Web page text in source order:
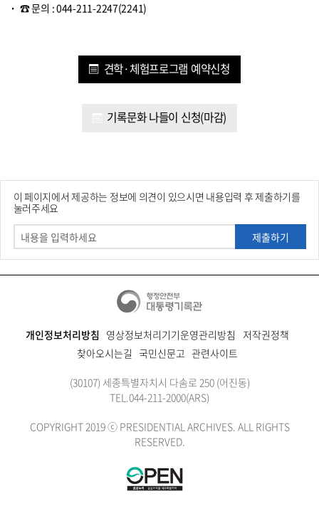
☎ 문의 :044-211-2247(2241)
견학·​​체험프로그램 예약신청
기록문화 나들이 신청(마감)
이 페이지에서 제공하는 정보에 의견이 있으시면 내용입력 후 제출하기를
눌러주세요
제출하기
개인정보처리방침 영상정보처리기기운영관리방침
저작권정책
찾아오시는길 국민신문고 관련사이트
(30107) 세종특별자치시 다솜로 250 (어진동)
TEL.044-211-2000(ARS)
COPYRIGHT 2019 ⓒ PRESIDENTIAL ARCHIVES. ALL RIGHTS
RESERVED.